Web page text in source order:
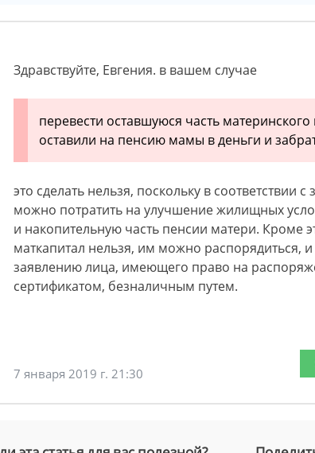
Здравствуйте, Евгения. в вашем случае
перевести оставшуюся часть
оставили на пенсию мамы в деньги и
это сделать нельзя, поскольку в соответствии
можно потратить на улучшение жилищных
и накопительную часть пенсии матери. Кроме
маткапитал нельзя, им можно распорядиться,
заявлению лица, имеющего право на
сертификатом, безналичным путем.
7 января 2019 г. 21:30